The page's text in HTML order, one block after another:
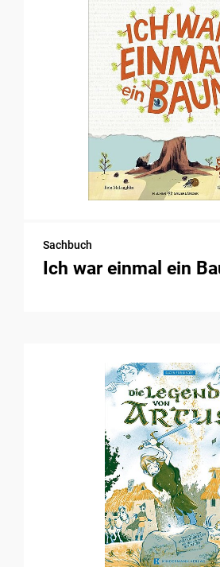
Sachbuch
Ich war einmal ein